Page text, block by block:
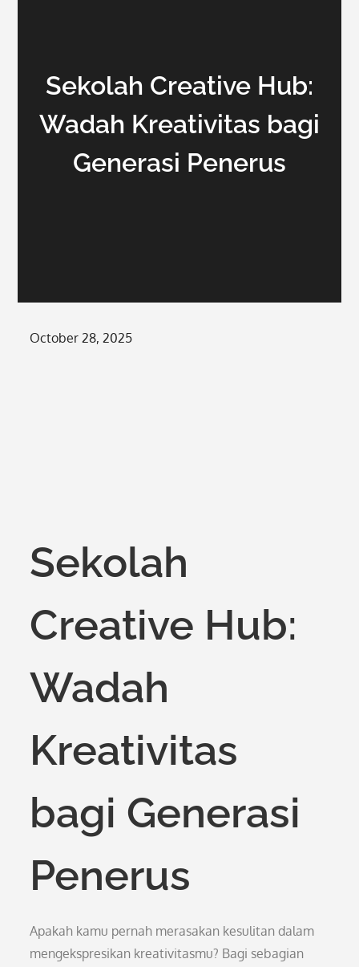
Sekolah Creative Hub:
Wadah Kreativitas bagi
Generasi Penerus
Posted
October 28, 2025
Sekolah
Creative Hub:
Wadah
Kreativitas
bagi Generasi
Penerus
Apakah kamu pernah merasakan kesulitan dalam
mengekspresikan kreativitasmu? Bagi sebagian